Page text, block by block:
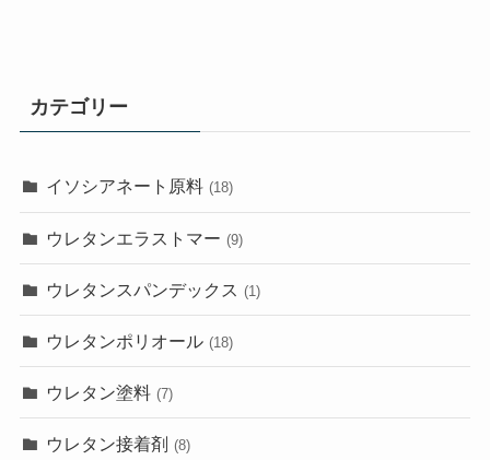
カテゴリー
イソシアネート原料 (18)
ウレタンエラストマー (9)
ウレタンスパンデックス (1)
ウレタンポリオール (18)
ウレタン塗料 (7)
ウレタン接着剤 (8)